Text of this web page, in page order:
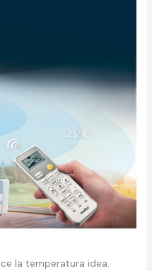
la temperatura idea.